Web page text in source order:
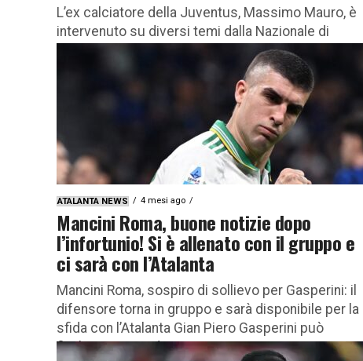
L’ex calciatore della Juventus, Massimo Mauro, è
intervenuto su diversi temi dalla Nazionale di
Mancini a Palestra fino al Milan (inviato al Royal Park
ATALANTA NEWS 4 mesi ago
Mancini Roma, buone notizie dopo
l’infortunio! Si è allenato con il gruppo e
ci sarà con l’Atalanta
Mancini Roma, sospiro di sollievo per Gasperini: il
difensore torna in gruppo e sarà disponibile per la
sfida con l’Atalanta Gian Piero Gasperini può
finalmente sorridere:...